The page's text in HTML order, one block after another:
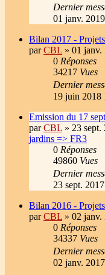
Dernier
01 janv.
Bilan 2017 -
parCBL » 01 janv.
0 Réponses
34217 Vues
Dernier
19 juin 2018
Emission du 17
parCBL » 23 sept.
jardins => FR3
0 Réponses
49860 Vues
Dernier
23 sept.
Bilan 2016 -
parCBL » 02 janv.
0 Réponses
34337 Vues
Dernier
02 janv.